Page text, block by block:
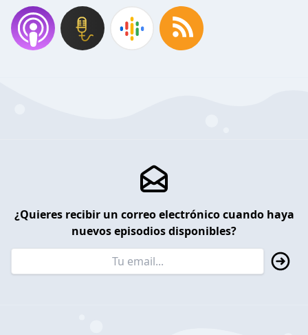
¿Quieres recibir un correo electrónico cuando haya
nuevos episodios disponibles?